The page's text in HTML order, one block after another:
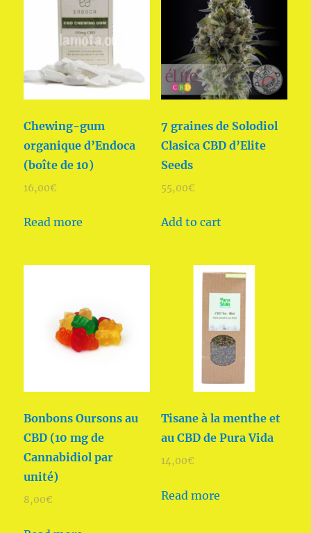
Chewing-gum
organique d’Endoca
(boîte de 10)
16,00€
Read more
7 graines de Solodiol
Clasica CBD d’Elite
Seeds
55,00€
Add to cart
Bonbons Oursons au
CBD (10 mg de
Cannabidiol par
unité)
8,00€
Tisane à la menthe et
au CBD de Pura Vida
14,00€
Read more